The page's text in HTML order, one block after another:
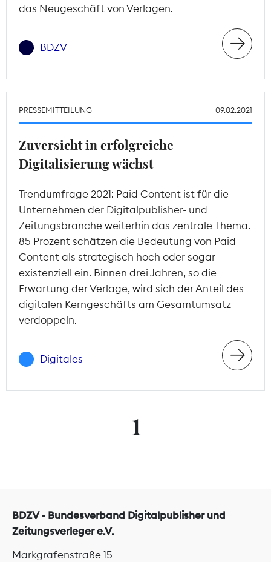
das Neugeschäft von Verlagen.
BDZV
PRESSEMITTEILUNG 09.02.2021
Zuversicht in erfolgreiche
Digitalisierung wächst
Trendumfrage 2021: Paid Content ist für die
Unternehmen der Digitalpublisher- und
Zeitungsbranche weiterhin das zentrale Thema.
85 Prozent schätzen die Bedeutung von Paid
Content als strategisch hoch oder sogar
existenziell ein. Binnen drei Jahren, so die
Erwartung der Verlage, wird sich der Anteil des
digitalen Kerngeschäfts am Gesamtumsatz
verdoppeln.
Digitales
1
BDZV - Bundesverband Digitalpublisher und
Zeitungsverleger e.V.
Markgrafenstraße 15